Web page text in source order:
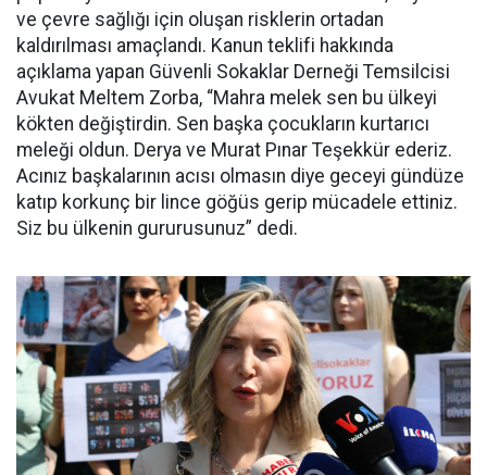
ve çevre sağlığı için oluşan risklerin ortadan
kaldırılması amaçlandı. Kanun teklifi hakkında
açıklama yapan Güvenli Sokaklar Derneği Temsilcisi
Avukat Meltem Zorba, “Mahra melek sen bu ülkeyi
kökten değiştirdin. Sen başka çocukların kurtarıcı
meleği oldun. Derya ve Murat Pınar Teşekkür ederiz.
Acınız başkalarının acısı olmasın diye geceyi gündüze
katıp korkunç bir lince göğüs gerip mücadele ettiniz.
Siz bu ülkenin gururusunuz” dedi.